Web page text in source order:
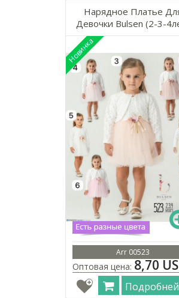
Нарядное Платье
Девочки Bulsen (2-3-
Arr 00523
Оптовая цена: 8,70
Подробней